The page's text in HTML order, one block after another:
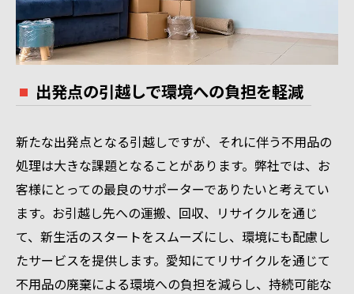
出発点の引越しで環境への負担を軽減
新たな出発点となる引越しですが、それに伴う不用品の
処理は大きな課題となることがあります。弊社では、お
客様にとっての最良のサポーターでありたいと考えてい
ます。お引越し先への運搬、回収、リサイクルを通じ
て、新生活のスタートをスムーズにし、環境にも配慮し
たサービスを提供します。愛知にてリサイクルを通じて
不用品の廃棄による環境への負担を減らし、持続可能な